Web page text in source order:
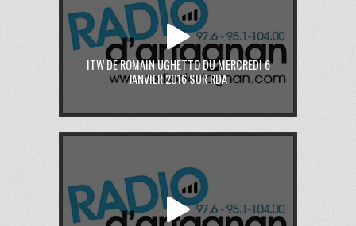
ITW DE ROMAIN UGHETTO DU MERCREDI 6
JANVIER 2016 SUR RDA